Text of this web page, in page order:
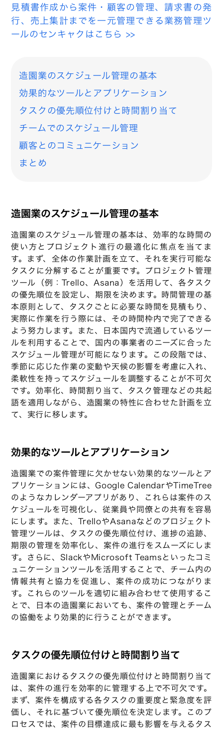
見積書作成から案件・顧客の管理、請求書の発
行、売上集計までを一元管理できる業務管理ツ
ールのセンキャクはこちら >>
造園業のスケジュール管理の基本
効果的なツールとアプリケーション
タスクの優先順位付けと時間割り当て
チームでのスケジュール管理
顧客とのコミュニケーション
まとめ
造園業のスケジュール管理の基本
造園業のスケジュール管理の基本は、効率的な時間の
使い方とプロジェクト進行の最適化に焦点を当てま
す。まず、全体の作業計画を立て、それを実行可能な
タスクに分解することが重要です。プロジェクト管理
ツール（例：Trello、Asana）を活用して、各タスク
の優先順位を設定し、期限を決めます。時間管理の基
本原則として、タスクごとに必要な時間を見積もり、
実際に作業を行う際には、その時間枠内で完了できる
よう努力します。また、日本国内で流通しているツー
ルを利用することで、国内の事業者のニーズに合った
スケジュール管理が可能になります。この段階では、
季節に応じた作業の変動や天候の影響を考慮に入れ、
柔軟性を持ってスケジュールを調整することが不可欠
です。効率化、時間割り当て、タスク管理などの共起
語を適用しながら、造園業の特性に合わせた計画を立
て、実行に移します。
効果的なツールとアプリケーション
造園業での案件管理に欠かせない効果的なツールとア
プリケーションには、Google CalendarやTimeTree
のようなカレンダーアプリがあり、これらは案件のス
ケジュールを可視化し、従業員や同僚との共有を容易
にします。また、TrelloやAsanaなどのプロジェクト
管理ツールは、タスクの優先順位付け、進捗の追跡、
期限の管理を効率化し、案件の進行をスムーズにしま
す。さらに、SlackやMicrosoft Teamsといったコミ
ュニケーションツールを活用することで、チーム内の
情報共有と協力を促進し、案件の成功につながりま
す。これらのツールを適切に組み合わせて使用するこ
とで、日本の造園業においても、案件の管理とチーム
の協働をより効果的に行うことができます。
タスクの優先順位付けと時間割り当て
造園業におけるタスクの優先順位付けと時間割り当て
は、案件の進行を効率的に管理する上で不可欠です。
まず、案件を構成する各タスクの重要度と緊急度を評
価し、それに基づいて優先順位を決定します。このプ
ロセスでは、案件の目標達成に最も影響を与えるタス